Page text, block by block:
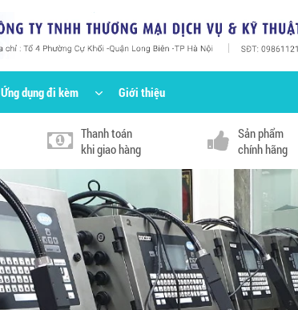
Ứng dụng đi kèm Giới thiệu
Thanh toán
khi giao hàng
Sản phẩm
chính hãng